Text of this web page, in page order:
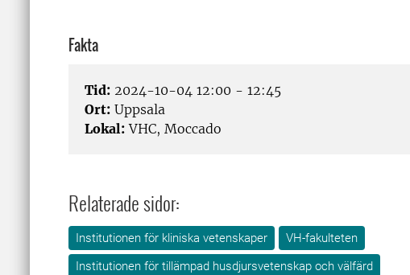
Fakta
Tid: 2024-10-04 12:00 - 12:45
Ort: Uppsala
Lokal: VHC, Moccado
Relaterade sidor:
Institutionen för kliniska vetenskaper
VH-fakulteten
Institutionen för tillämpad husdjursvetenskap och välfärd